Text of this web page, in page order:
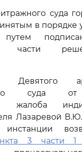
суда
в
путем
части
Девятого
суда от
жалоба
Лазаревой
3 части 1